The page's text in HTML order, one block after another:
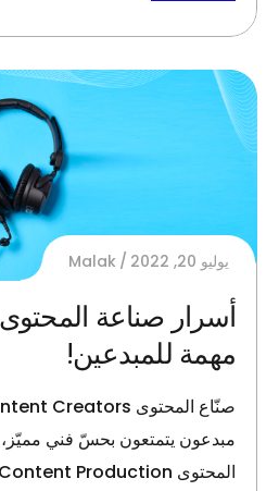
يوليو 20, 2022 Malak
أسرار صناعة
مهمة للمبدعين!
مبدعون يتمتعون بحسّ فني مميّز،